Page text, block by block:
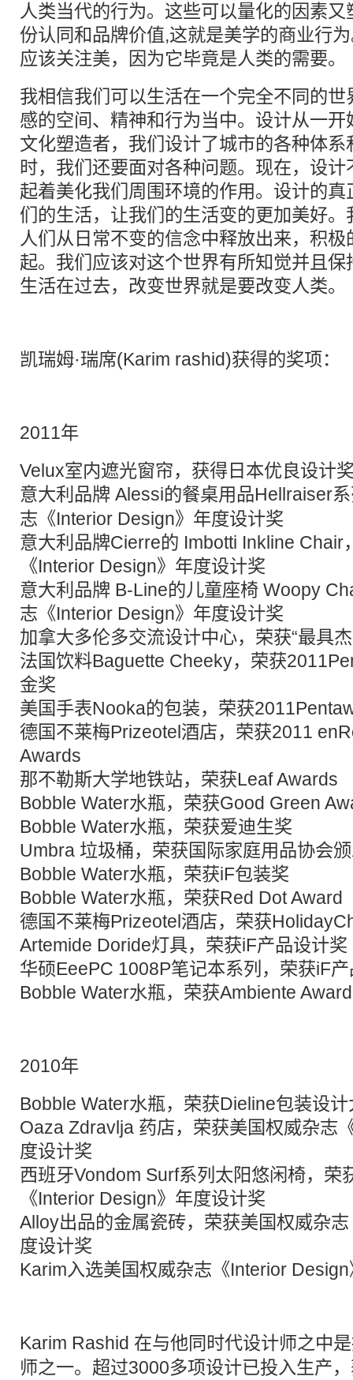
人类当代的行为。这些可以量化的因素
份认同和品牌价值,这就是美学的商业行
应该关注美，因为它毕竟是人类的需要。
我相信我们可以生活在一个完全不同的
感的空间、精神和行为当中。设计从一
文化塑造者，我们设计了城市的各种体
时，我们还要面对各种问题。现在，设
起着美化我们周围环境的作用。设计的
们的生活，让我们的生活变的更加美好
人们从日常不变的信念中释放出来，积
起。我们应该对这个世界有所知觉并且
生活在过去，改变世界就是要改变人类。
凯瑞姆·瑞席(Karim rashid)获得的奖项：
2011年
Velux室内遮光窗帘，获得日本优良设计
意大利品牌 Alessi的餐桌用品Hellraiser
志《Interior Design》年度设计奖
意大利品牌Cierre的 Imbotti Inkline Chair
《Interior Design》年度设计奖
意大利品牌 B-Line的儿童座椅 Woopy
志《Interior Design》年度设计奖
加拿大多伦多交流设计中心，荣获“最具
法国饮料Baguette Cheeky，荣获
金奖
美国手表Nooka的包装，荣获
德国不莱梅Prizeotel酒店，荣获2011
Awards
那不勒斯大学地铁站，荣获Leaf Awards
Bobble Water水瓶，荣获Good Green
Bobble Water水瓶，荣获爱迪生奖
Umbra 垃圾桶，荣获国际家庭用品协会
Bobble Water水瓶，荣获iF包装奖
Bobble Water水瓶，荣获Red Dot Award
德国不莱梅Prizeotel酒店，荣获
Artemide Doride灯具，荣获iF产品设计奖
华硕EeePC 1008P笔记本系列，荣获iF
Bobble Water水瓶，荣获Ambiente Award
2010年
Bobble Water水瓶，荣获Dieline包装设计
Oaza Zdravlja 药店，荣获美国权威杂志
度设计奖
西班牙Vondom Surf系列太阳悠闲椅，荣
《Interior Design》年度设计奖
Alloy出品的金属瓷砖，荣获美国权威杂
度设计奖
Karim入选美国权威杂志《Interior
Karim Rashid 在与他同时代设计师之中
师之一。超过3000多项设计已投入生产